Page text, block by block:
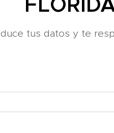
tus datos y te